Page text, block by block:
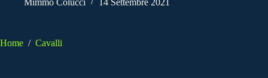
Mimmo Colucci 14 Settembre 2021
Home / Cavalli